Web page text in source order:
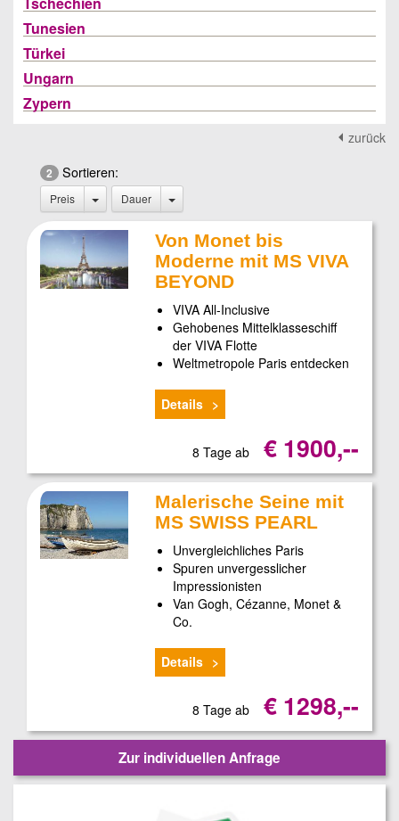
Tunesien
Türkei
Ungarn
Zypern
zurück
2 Sortieren:
Preis Dauer
Von Monet bis
Moderne mit MS VIVA
BEYOND
VIVA All-Inclusive
Gehobenes Mittelklasseschiff
der VIVA Flotte
Weltmetropole Paris entdecken
Details
8 Tage ab € 1900,--
Malerische Seine mit
MS SWISS PEARL
Unvergleichliches Paris
Spuren unvergesslicher
Impressionisten
Van Gogh, Cézanne, Monet &
Co.
Details
8 Tage ab € 1298,--
Zur individuellen Anfrage